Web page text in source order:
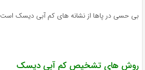
بی حسی در پاها از نشانه های کم آبی دیسک است
روش های تشخیص کم آبی دیسک